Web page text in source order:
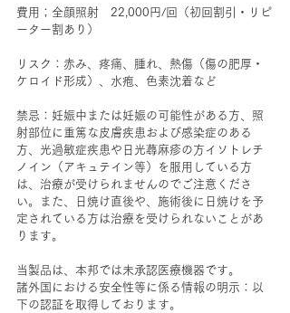
費用；全顔照射　22,000円/回（初回割引・リピ
ーター割あり）
リスク：赤み、疼痛、腫れ、熱傷（傷の肥厚・
ケロイド形成）、水疱、色素沈着など
禁忌：妊娠中または妊娠の可能性がある方、照
射部位に重篤な皮膚疾患および感染症のある
方、光過敏症疾患や日光蕁麻疹の方イソトレチ
ノイン（アキュテイン等）を服用している方
は、治療が受けられませんのでご注意くださ
い。また、日焼け直後や、施術後に日焼けを予
定されている方は治療を受けられないことがあ
ります。
当製品は、本邦では未承認医療機器です。
諸外国における安全性等に係る情報の明示：以
下の認証を取得しております。